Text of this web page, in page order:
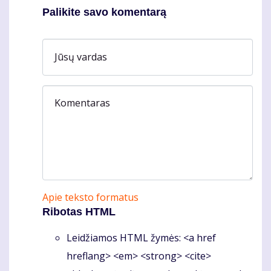
Palikite savo komentarą
Jūsų vardas
Komentaras
Apie teksto formatus
Ribotas HTML
Leidžiamos HTML žymės: <a href
hreflang> <em> <strong> <cite>